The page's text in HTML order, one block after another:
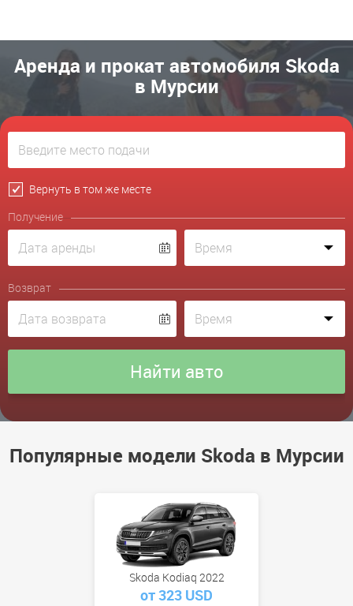
Аренда и прокат автомобиля Skoda
в Мурсии
Вернуть в том же месте
Получение
Возврат
Популярные модели Skoda в Мурсии
Skoda Kodiaq 2022
от 323 USD